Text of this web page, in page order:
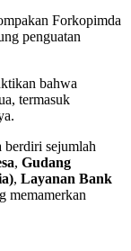
Forkopimda
penguatan
bahwa
termasuk
berdiri sejumlah
, Gudang
, Layanan Bank
memamerkan